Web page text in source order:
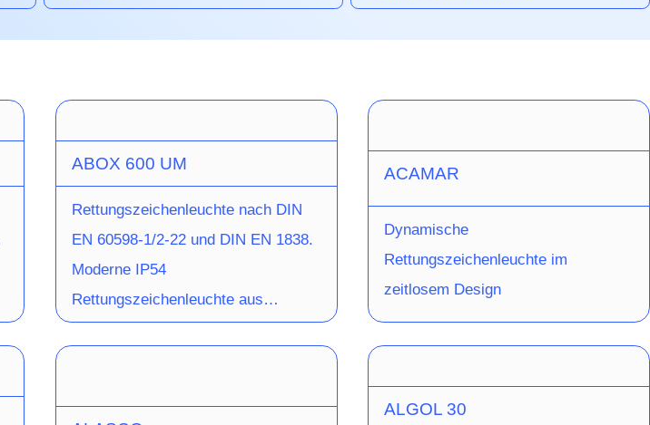
ABOX 600 UM
Rettungszeichenleuchte nach DIN
EN 60598-1/2-22 und DIN EN 1838.
Moderne IP54
Rettungszeichenleuchte aus
ACAMAR
Dynamische
Rettungszeichenleuchte im
zeitlosem Design
ALGOL 30